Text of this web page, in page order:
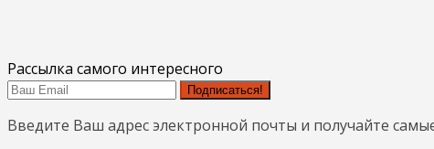
Рассылка самого интересного
Подписаться!
Введите Ваш адрес электронной почты и получайте